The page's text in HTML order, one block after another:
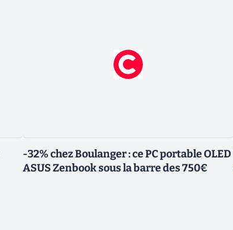
-32% chez Boulanger : ce PC portable OLED
ASUS Zenbook sous la barre des 750€